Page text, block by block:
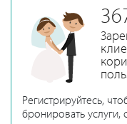
Регистрируйтесь,
бронировать услуги,